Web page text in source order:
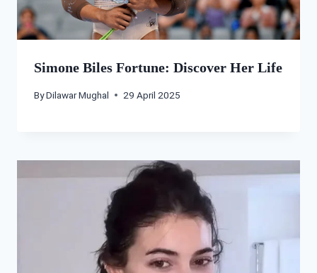
Simone Biles Fortune: Discover Her Life
ByDilawar Mughal 29 April 2025